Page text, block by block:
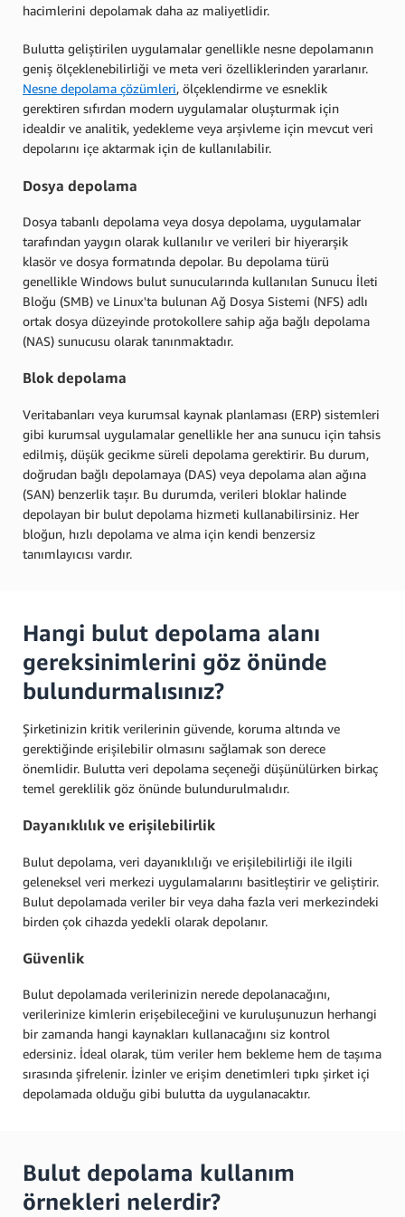
hacimlerini depolamak daha az maliyetlidir.
Bulutta geliştirilen uygulamalar genellikle nesne depolamanın
geniş ölçeklenebilirliği ve meta veri özelliklerinden yararlanır.
Nesne depolama çözümleri, ölçeklendirme ve esneklik
gerektiren sıfırdan modern uygulamalar oluşturmak için
idealdir ve analitik, yedekleme veya arşivleme için mevcut veri
depolarını içe aktarmak için de kullanılabilir.
Dosya depolama
Dosya tabanlı depolama veya dosya depolama, uygulamalar
tarafından yaygın olarak kullanılır ve verileri bir hiyerarşik
klasör ve dosya formatında depolar. Bu depolama türü
genellikle Windows bulut sunucularında kullanılan Sunucu İleti
Bloğu (SMB) ve Linux'ta bulunan Ağ Dosya Sistemi (NFS) adlı
ortak dosya düzeyinde protokollere sahip ağa bağlı depolama
(NAS) sunucusu olarak tanınmaktadır.
Blok depolama
Veritabanları veya kurumsal kaynak planlaması (ERP) sistemleri
gibi kurumsal uygulamalar genellikle her ana sunucu için tahsis
edilmiş, düşük gecikme süreli depolama gerektirir. Bu durum,
doğrudan bağlı depolamaya (DAS) veya depolama alan ağına
(SAN) benzerlik taşır. Bu durumda, verileri bloklar halinde
depolayan bir bulut depolama hizmeti kullanabilirsiniz. Her
bloğun, hızlı depolama ve alma için kendi benzersiz
tanımlayıcısı vardır.
Hangi bulut depolama alanı
gereksinimlerini göz önünde
bulundurmalısınız?
Şirketinizin kritik verilerinin güvende, koruma altında ve
gerektiğinde erişilebilir olmasını sağlamak son derece
önemlidir. Bulutta veri depolama seçeneği düşünülürken birkaç
temel gereklilik göz önünde bulundurulmalıdır.
Dayanıklılık ve erişilebilirlik
Bulut depolama, veri dayanıklılığı ve erişilebilirliği ile ilgili
geleneksel veri merkezi uygulamalarını basitleştirir ve geliştirir.
Bulut depolamada veriler bir veya daha fazla veri merkezindeki
birden çok cihazda yedekli olarak depolanır.
Güvenlik
Bulut depolamada verilerinizin nerede depolanacağını,
verilerinize kimlerin erişebileceğini ve kuruluşunuzun herhangi
bir zamanda hangi kaynakları kullanacağını siz kontrol
edersiniz. İdeal olarak, tüm veriler hem bekleme hem de taşıma
sırasında şifrelenir. İzinler ve erişim denetimleri tıpkı şirket içi
depolamada olduğu gibi bulutta da uygulanacaktır.
Bulut depolama kullanım
örnekleri nelerdir?